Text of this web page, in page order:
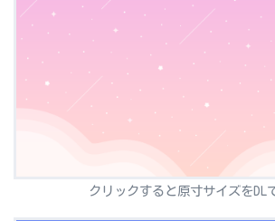
クリックすると原寸サイズをDL